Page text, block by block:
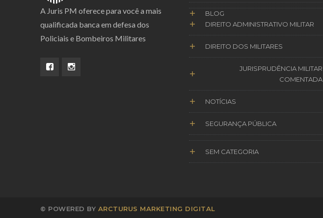
A Juris PM oferece para você a mais
qualificada banca em defesa dos
Policiais e Bombeiros Militares
BLOG
DIREITO ADMINISTRATIVO MILITAR
DIREITO DOS MILITARES
JURISPRUDÊNCIA MILITAR
COMENTADA
NOTÍCIAS
SEGURANÇA PÚBLICA
SEM CATEGORIA
© POWERED BY ARCTURUS MARKETING DIGITAL